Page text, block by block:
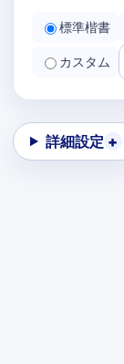
標準楷書
カスタム
詳細設定